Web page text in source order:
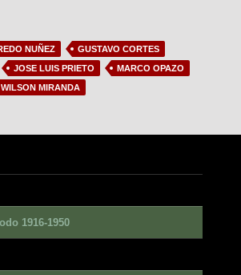
NUÑEZ
GUSTAVO CORTES
JOSE LUIS PRIETO
MARCO OPAZO
WILSON MIRANDA
1916-1950